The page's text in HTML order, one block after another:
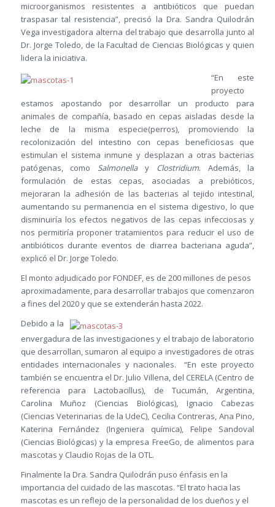
microorganismos resistentes a antibióticos que puedan
traspasar tal resistencia”, precisó la Dra. Sandra Quilodrán
Vega investigadora alterna del trabajo que desarrolla junto al
Dr. Jorge Toledo, de la Facultad de Ciencias Biológicas y quien
lidera la iniciativa.
“En este
proyecto
estamos apostando por desarrollar un producto para
animales de compañía, basado en cepas aisladas desde la
leche de la misma especie(perros), promoviendo la
recolonización del intestino con cepas beneficiosas que
estimulan el sistema inmune y desplazan a otras bacterias
patógenas, como Salmonellay Clostridium. Además, la
formulación de estas cepas, asociadas a prebióticos,
mejoraran la adhesión de las bacterias al tejido intestinal,
aumentando su permanencia en el sistema digestivo, lo que
disminuiría los efectos negativos de las cepas infecciosas y
nos permitiría proponer tratamientos para reducir el uso de
antibióticos durante eventos de diarrea bacteriana aguda”,
explicó el Dr. Jorge Toledo.
El monto adjudicado por FONDEF, es de 200 millones de pesos
aproximadamente, para desarrollar trabajos que comenzaron
a fines del 2020 y que se extenderán hasta 2022.
Debido a la
envergadura de las investigaciones y el trabajo de laboratorio
que desarrollan, sumaron al equipo a investigadores de otras
entidades internacionales y nacionales. “En este proyecto
también se encuentra el Dr. Julio Villena, del CERELA (Centro de
referencia para Lactobacillus), de Tucumán, Argentina,
Carolina Muñoz (Ciencias Biológicas), Ignacio Cabezas
(Ciencias Veterinarias de la UdeC), Cecilia Contreras, Ana Pino,
Katerina Fernández (Ingeniera química), Felipe Sandoval
(Ciencias Biológicas) y la empresa FreeGo, de alimentos para
mascotas y Claudio Rojas de la OTL.
Finalmente la Dra. Sandra Quilodrán puso énfasis en la
importancia del cuidado de las mascotas. “El trato hacia las
mascotas es un reflejo de la personalidad de los dueños y el